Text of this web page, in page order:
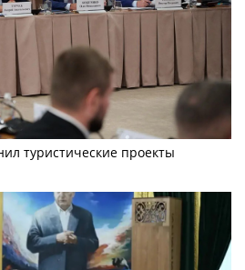
туристические проекты